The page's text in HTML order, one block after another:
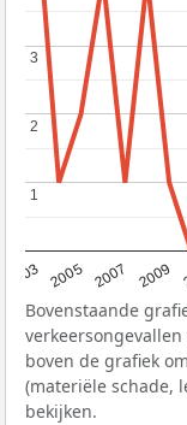
2003 2005 2007 2009
1
1
2
2
3
3
Bovenstaande
boven de grafiek
(materiële schade,
bekijken.